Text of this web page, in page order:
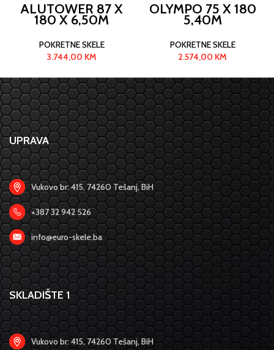
ALUTOWER 87 X
180 X 6,50M
POKRETNE SKELE
3.744,00 KM
OLYMPO 75 X 180
5,40M
POKRETNE SKELE
2.574,00 KM
UPRAVA
Vukovo br: 415, 74260 Tešanj, BiH
+387 32 942 526
info@euro-skele.ba
SKLADIŠTE 1
Vukovo br: 415, 74260 Tešanj, BiH